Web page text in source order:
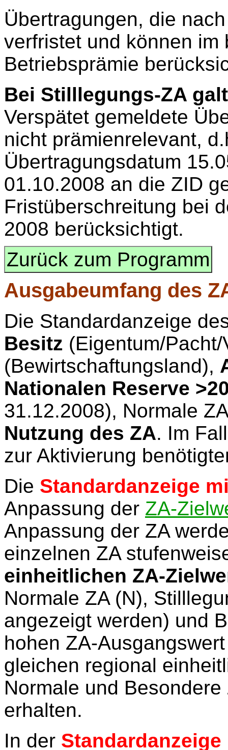
Übertragungen, die
verfristet und können im
Betriebsprämie
Bei Stilllegungs-ZA
Verspätet gemeldete
nicht prämienrelevant,
Übertragungsdatum
01.10.2008 an die ZID
Fristüberschreitung bei
2008 berücksichtigt.
Zurück zum Programm
Ausgabeumfang des
Die Standardanzeige
Besitz (Eigentum/
(Bewirtschaftungsland),
Nationalen Reserve
31.12.2008), Normale
Nutzung des ZA. Im
zur Aktivierung
Die Standardanzeige
Anpassung der ZA-
Anpassung der ZA
einzelnen ZA
einheitlichen ZA-
Normale ZA (N),
angezeigt werden) und
hohen ZA-
gleichen regional
Normale und
erhalten.
In der